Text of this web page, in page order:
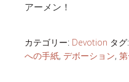
アーメン！
カテゴリー: Devotion タグ:
への手紙, デボーション,